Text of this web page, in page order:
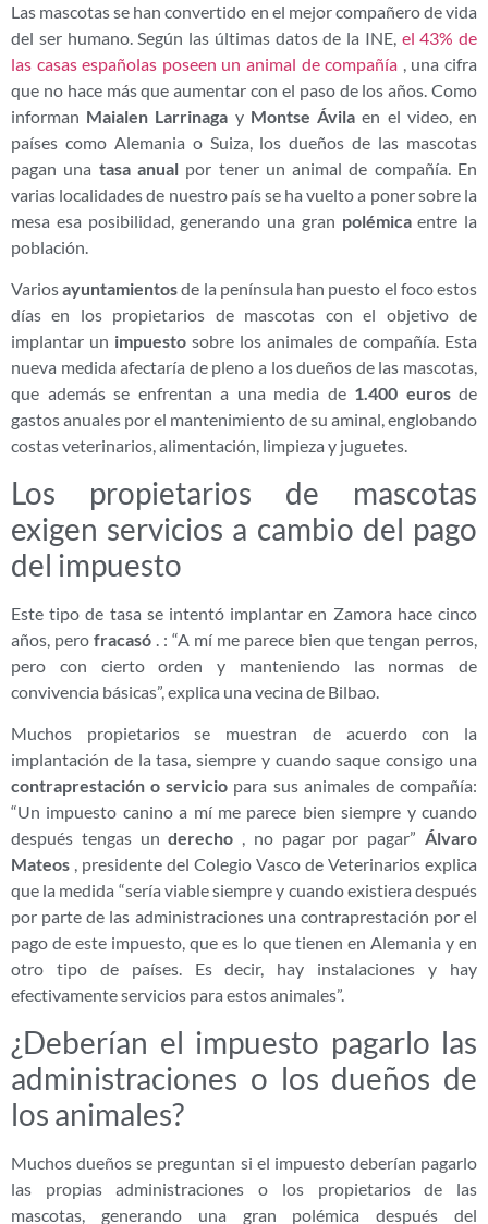
Las mascotas se han convertido en el mejor compañero de vida
del ser humano. Según las últimas datos de la INE, el 43% de
las casas españolas poseen un animal de compañía , una cifra
que no hace más que aumentar con el paso de los años. Como
informan Maialen Larrinaga y Montse Ávila en el video, en
países como Alemania o Suiza, los dueños de las mascotas
pagan una tasa anualpor tener un animal de compañía. En
varias localidades de nuestro país se ha vuelto a poner sobre la
mesa esa posibilidad, generando una gran polémicaentre la
población.
Variosayuntamientosde la península han puesto el foco estos
días en los propietarios de mascotas con el objetivo de
implantar un impuesto sobre los animales de compañía. Esta
nueva medida afectaría de pleno a los dueños de las mascotas,
que además se enfrentan a una media de 1.400 eurosde
gastos anuales por el mantenimiento de su aminal, englobando
costas veterinarios, alimentación, limpieza y juguetes.
Los propietarios de mascotas
exigen servicios a cambio del pago
del impuesto
Este tipo de tasa se intentó implantar en Zamora hace cinco
años, pero fracasó . : “A mí me parece bien que tengan perros,
pero con cierto orden y manteniendo las normas de
convivencia básicas”, explica una vecina de Bilbao.
Muchos propietarios se muestran de acuerdo con la
implantación de la tasa, siempre y cuando saque consigo una
contraprestación o servicio para sus animales de compañía:
“Un impuesto canino a mí me parece bien siempre y cuando
después tengas underecho , no pagar por pagar”Álvaro
Mateos , presidente del Colegio Vasco de Veterinarios explica
que la medida “sería viable siempre y cuando existiera después
por parte de las administraciones una contraprestación por el
pago de este impuesto, que es lo que tienen en Alemania y en
otro tipo de países. Es decir, hay instalaciones y hay
efectivamente servicios para estos animales”.
¿Deberían el impuesto pagarlo las
administraciones o los dueños de
los animales?
Muchos dueños se preguntan si el impuesto deberían pagarlo
las propias administraciones o los propietarios de las
mascotas, generando una gran polémica después del